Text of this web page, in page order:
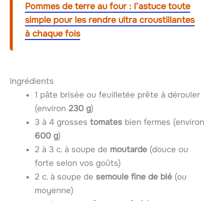
Pommes de terre au four : l’astuce toute
simple pour les rendre ultra croustillantes
à chaque fois
Ingrédients
1 pâte brisée ou feuilletée prête à dérouler
(environ 230 g)
3 à 4 grosses tomates bien fermes (environ
600 g)
2 à 3 c. à soupe de moutarde (douce ou
forte selon vos goûts)
2 c. à soupe de semoule fine de blé (ou
moyenne)